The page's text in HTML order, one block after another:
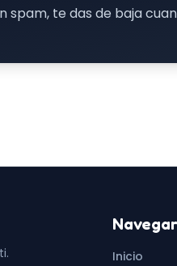
spam, te das de baja
Navegar
Inicio